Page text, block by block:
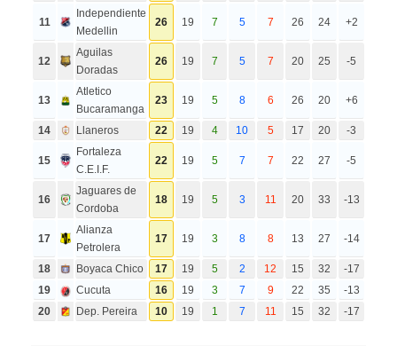
11
Independiente
Medellin
26 19 7 5 7 26 24 +2
12
Aguilas
Doradas
26 19 7 5 7 20 25 -5
13
Atletico
Bucaramanga
23 19 5 8 6 26 20 +6
14 Llaneros 22 19 4 10 5 17 20 -3
15
Fortaleza
C.E.I.F.
22 19 5 7 7 22 27 -5
16
Jaguares de
Cordoba
18 19 5 3 11 20 33 -13
17
Alianza
Petrolera
17 19 3 8 8 13 27 -14
18 Boyaca Chico 17 19 5 2 12 15 32
-17
19
Cucuta 16 19 3 7 9 22 35
-13
20
Dep. Pereira 10 19 1 7 11 15 32 -17